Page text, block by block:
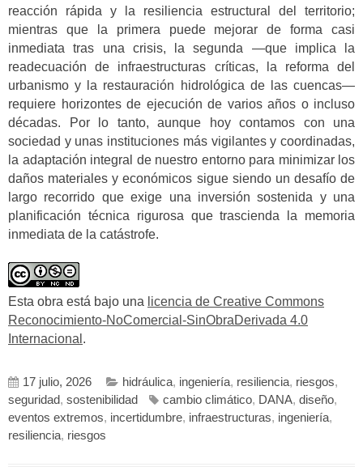
reacción rápida y la resiliencia estructural del territorio;
mientras que la primera puede mejorar de forma casi
inmediata tras una crisis, la segunda —que implica la
readecuación de infraestructuras críticas, la reforma del
urbanismo y la restauración hidrológica de las cuencas—
requiere horizontes de ejecución de varios años o incluso
décadas. Por lo tanto, aunque hoy contamos con una
sociedad y unas instituciones más vigilantes y coordinadas,
la adaptación integral de nuestro entorno para minimizar los
daños materiales y económicos sigue siendo un desafío de
largo recorrido que exige una inversión sostenida y una
planificación técnica rigurosa que trascienda la memoria
inmediata de la catástrofe.
Esta obra está bajo una licencia de Creative Commons
Reconocimiento-NoComercial-SinObraDerivada 4.0
Internacional .
17 julio, 2026 hidráulica, ingeniería, resiliencia, riesgos,
seguridad, sostenibilidad cambio climático, DANA, diseño,
eventos extremos, incertidumbre, infraestructuras, ingeniería,
resiliencia, riesgos